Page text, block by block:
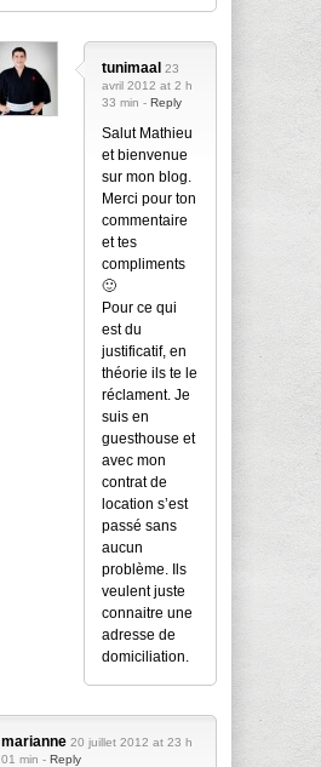
tunimaal 23
avril 2012 at 2 h
33 min - Reply
Salut Mathieu
et bienvenue
sur mon blog.
Merci pour ton
commentaire
et tes
compliments
🙂
Pour ce qui
est du
justificatif, en
théorie ils te le
réclament. Je
suis en
guesthouse et
avec mon
contrat de
location s’est
passé sans
aucun
problème. Ils
veulent juste
connaitre une
adresse de
domiciliation.
marianne 20 juillet 2012 at 23 h
01 min - Reply